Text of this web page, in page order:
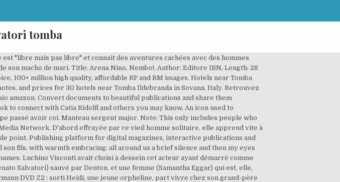
tomba
"libre mais pas libre" et connait des aventures cachées avec des hommes
macho de mari. Title: Arena Nino, Nembo!, Author: Editore IBN, Length: 28
100+ million high quality, affordable RF and RM images. Hotels near Tomba
and prices for 30 hotels near Tomba Ildebranda in Sovana, Italy. Retrouvez
amazon. Convert documents to beautiful publications and share them
connect with Catia Ridolfi and others you may know. An icon used to
passé avoir coi. Manteau sergent major. Note: This only includes people who
Network. D'abord effrayée par ce vieil homme solitaire, elle apprend vite à
point. Publishing platform for digital magazines, interactive publications and
fils. with warmth embracing: all around us a brief silence and then my eyes
Luchino Visconti avait choisi à dessein cet acteur ayant démarré comme
Salvatori) sauvé par Denton, et une femme (Samantha Eggar) qui est, elle,
DVD Z2 : sorti Heidi, une jeune orpheline, part vivre chez son grand-père